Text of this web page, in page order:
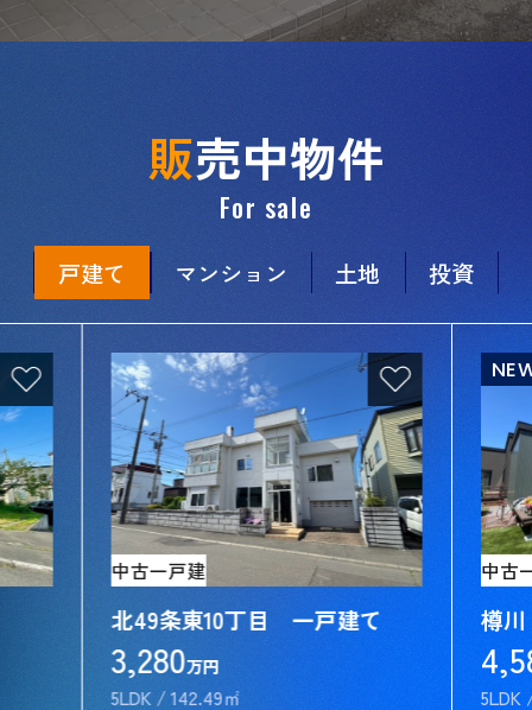
販売中物件
For sale
戸建て マンション 土地 投資
中古一戸建
北49条東10丁目 一戸建て
3,280万円
5LDK / 142.49㎡
中古
樽
5LDK